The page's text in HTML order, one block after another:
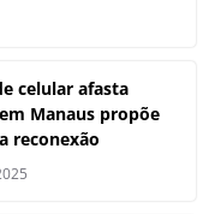
celular afasta
Manaus propõe
reconexão